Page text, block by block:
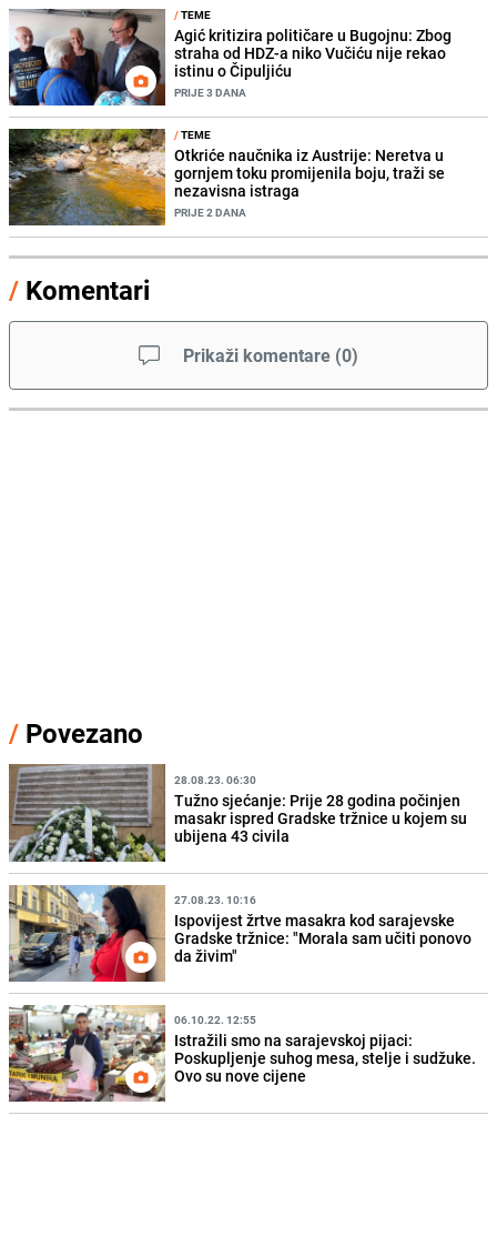
/TEME
Agić kritizira političare u Bugojnu: Zbog
straha od HDZ-a niko Vučiću nije rekao
istinu o Čipuljiću
PRIJE 3 DANA
/TEME
Otkriće naučnika iz Austrije: Neretva u
gornjem toku promijenila boju, traži se
nezavisna istraga
PRIJE 2 DANA
/ Komentari
Prikaži komentare (0)
/ Povezano
28.08.23. 06:30
Tužno sjećanje: Prije 28 godina počinjen
masakr ispred Gradske tržnice u kojem su
ubijena 43 civila
27.08.23. 10:16
Ispovijest žrtve masakra kod sarajevske
Gradske tržnice: "Morala sam učiti ponovo
da živim"
06.10.22. 12:55
Istražili smo na sarajevskoj pijaci:
Poskupljenje suhog mesa, stelje i sudžuke.
Ovo su nove cijene